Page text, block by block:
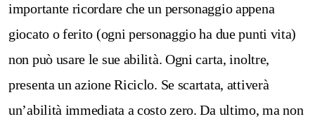
importante ricordare che un personaggio appena
giocato o ferito (ogni personaggio ha due punti vita)
non può usare le sue abilità. Ogni carta, inoltre,
presenta un azione Riciclo. Se scartata, attiverà
un’abilità immediata a costo zero. Da ultimo, ma non